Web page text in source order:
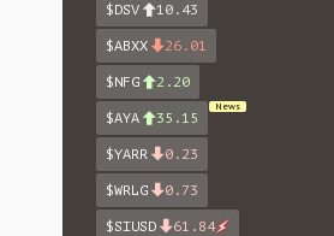
$DSV 10.43
$ABXX 26.01
$NFG 2.20
$AYA 35.15
News
$YARR 0.23
$WRLG 0.73
$SIUSD 61.84